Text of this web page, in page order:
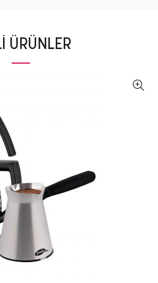
ÜRÜNLER